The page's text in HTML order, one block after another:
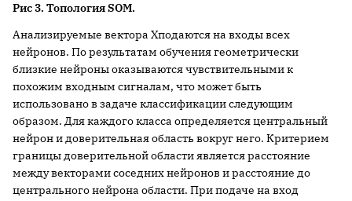
Рис 3. Топология SOM.
Анализируемые вектора Xподаются на входы всех
нейронов. По результатам обучения геометрически
близкие нейроны оказываются чувствительными к
похожим входным сигналам, что может быть
использовано в задаче классификации следующим
образом. Для каждого класса определяется центральный
нейрон и доверительная область вокруг него. Критерием
границы доверительной области является расстояние
между векторами соседних нейронов и расстояние до
центрального нейрона области. При подаче на вход